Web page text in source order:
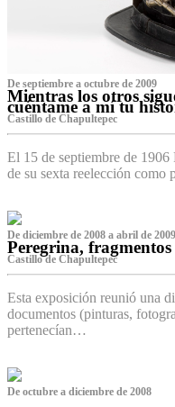
De septiembre a octubre de 2009
Mientras los otros
cuéntame a mí tu
Castillo de Chapultepec
El 15 de septiembre de
de su sexta reelección
De diciembre de 2008 a abril de 2009
Peregrina,
Castillo de Chapultepec
Esta exposición reunió una
documentos (pinturas,
pertenecían…
De octubre a diciembre de 2008